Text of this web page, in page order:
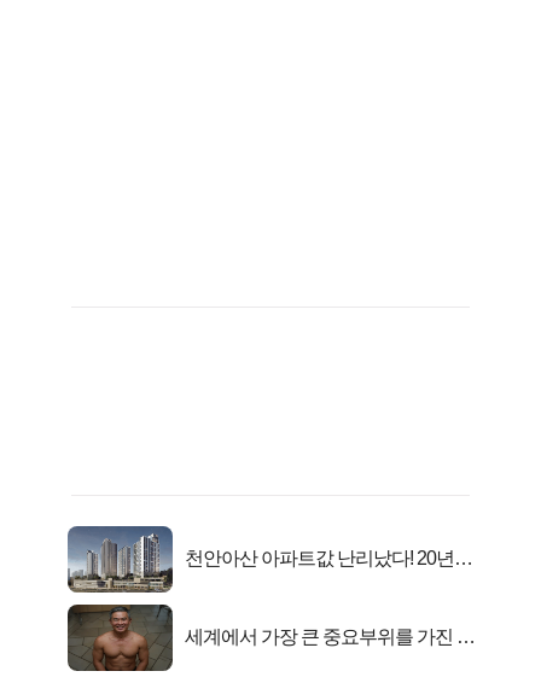
천안아산 아파트값 난리났다! 20년
세계에서 가장 큰 중요부위를 가진 남